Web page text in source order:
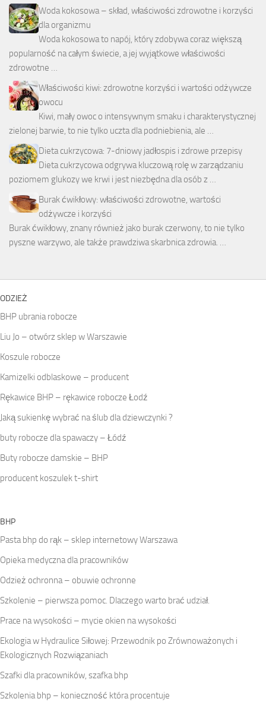
Woda kokosowa – skład, właściwości zdrowotne i korzyści
dla organizmu
Woda kokosowa to napój, który zdobywa coraz większą
popularność na całym świecie, a jej wyjątkowe właściwości
zdrowotne …
Właściwości kiwi: zdrowotne korzyści i wartości odżywcze
owocu
Kiwi, mały owoc o intensywnym smaku i charakterystycznej
zielonej barwie, to nie tylko uczta dla podniebienia, ale …
Dieta cukrzycowa: 7-dniowy jadłospis i zdrowe przepisy
Dieta cukrzycowa odgrywa kluczową rolę w zarządzaniu
poziomem glukozy we krwi i jest niezbędna dla osób z …
Burak ćwikłowy: właściwości zdrowotne, wartości
odżywcze i korzyści
Burak ćwikłowy, znany również jako burak czerwony, to nie tylko
pyszne warzywo, ale także prawdziwa skarbnica zdrowia. …
ODZIEŻ
BHP ubrania robocze
Liu Jo – otwórz sklep w Warszawie
Koszule robocze
Kamizelki odblaskowe – producent
Rękawice BHP – rękawice robocze Łodź
Jaką sukienkę wybrać na ślub dla dziewczynki ?
buty robocze dla spawaczy – Łódź
Buty robocze damskie – BHP
producent koszulek t-shirt
BHP
Pasta bhp do rąk – sklep internetowy Warszawa
Opieka medyczna dla pracowników
Odzież ochronna – obuwie ochronne
Szkolenie – pierwsza pomoc. Dlaczego warto brać udział.
Prace na wysokości – mycie okien na wysokości
Ekologia w Hydraulice Siłowej: Przewodnik po Zrównoważonych i
Ekologicznych Rozwiązaniach
Szafki dla pracowników, szafka bhp
Szkolenia bhp – konieczność która procentuje